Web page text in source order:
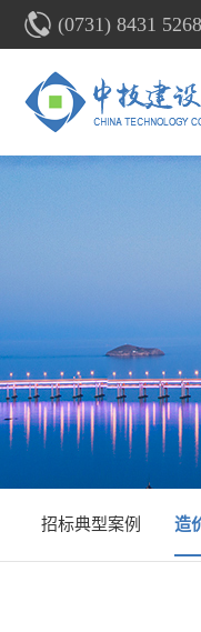
(0731) 8431 5268
招标典型案例 造